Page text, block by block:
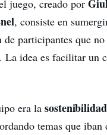
juego, creado por
, consiste en
participantes que
idea es facilitar un
era lasostenibilidad
temas que iban